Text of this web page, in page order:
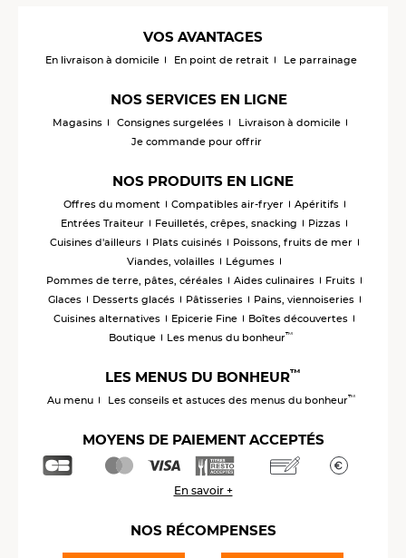
VOS AVANTAGES
En livraison à domicile En point de retrait Le parrainage
NOS SERVICES EN LIGNE
Magasins Consignes surgelées
Livraison à domicile
Je commande pour offrir
NOS PRODUITS EN LIGNE
Offres du moment Compatibles air-fryer
Apéritifs
Entrées Traiteur
Feuilletés, crêpes, snacking
Pizzas
Cuisines d'ailleurs
Plats cuisinés
Poissons, fruits de mer
Viandes, volailles
Légumes
Pommes de terre, pâtes, céréales
Aides culinaires
Fruits
Glaces
Desserts glacés Pâtisseries
Pains, viennoiseries
Cuisines alternatives
Epicerie Fine
Boîtes découvertes
Boutique
Les menus du bonheur™
LES MENUS DU BONHEUR™
Au menu Les conseils et astuces des menus du bonheur™
MOYENS DE PAIEMENT ACCEPTÉS
En savoir +
NOS RÉCOMPENSES